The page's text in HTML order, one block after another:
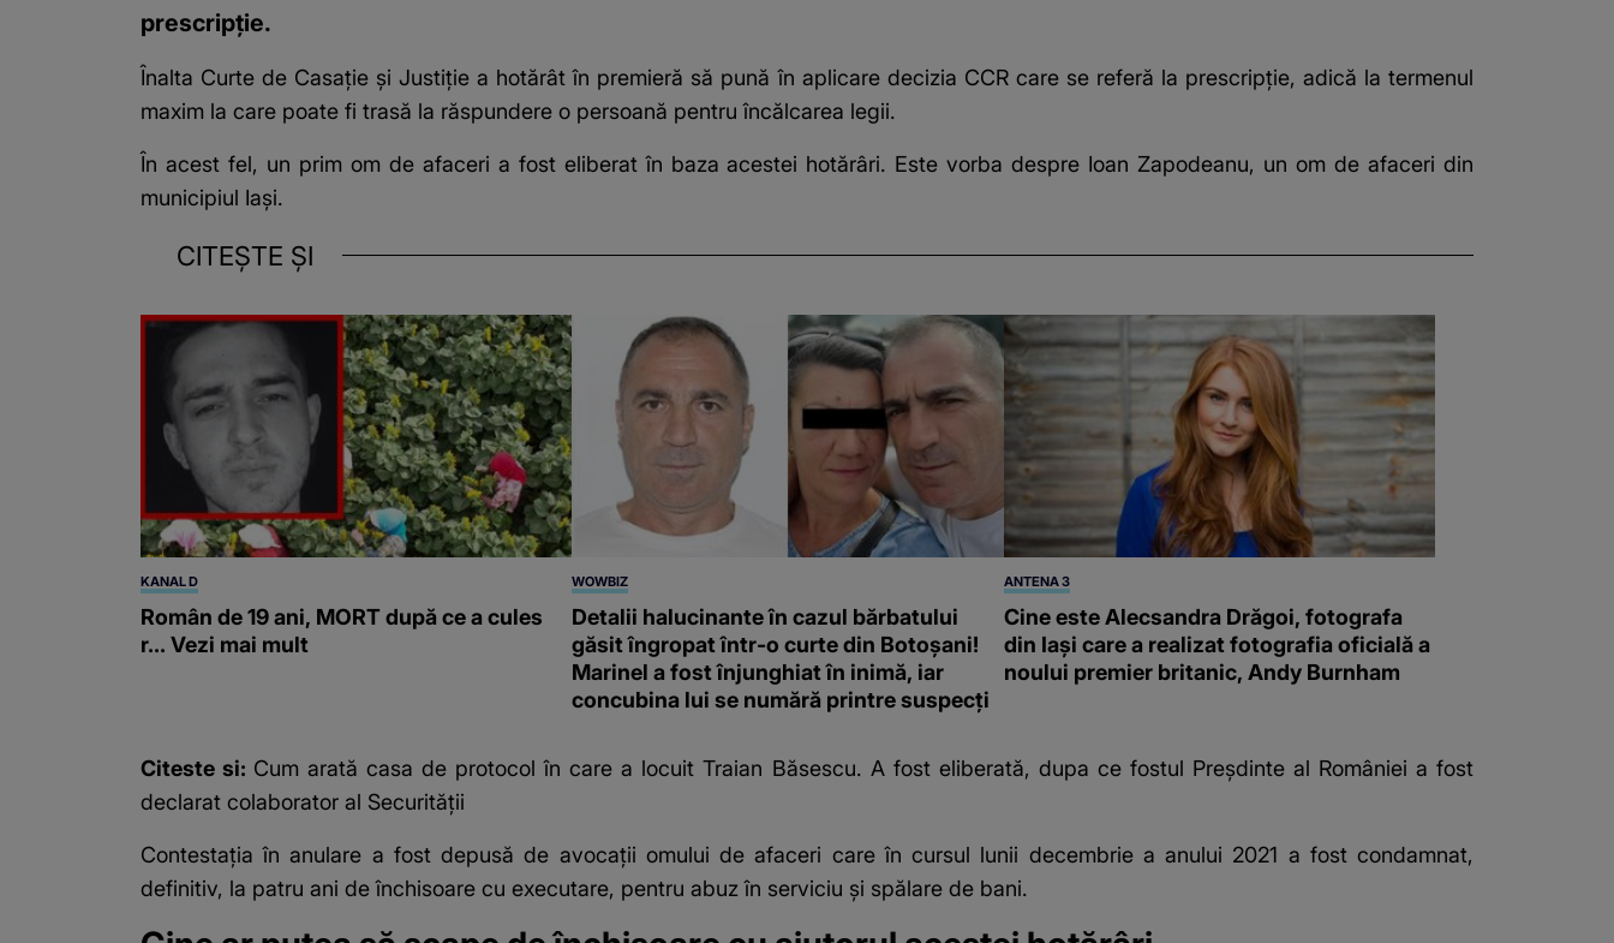
prescripţie.
Înalta Curte de Casaţie şi Justiţie a hotărât în premieră să pună în aplicare decizia CCR care se referă la prescripţie, adică la termenul
maxim la care poate fi trasă la răspundere o persoană pentru încălcarea legii.
În acest fel, un prim om de afaceri a fost eliberat în baza acestei hotărâri. Este vorba despre Ioan Zapodeanu, un om de afaceri din
municipiul Iași.
CITEȘTE ȘI
KANAL D
Român de 19 ani, MORT după ce a cules
r... Vezi mai mult
WOWBIZ
Detalii halucinante în cazul bărbatului
găsit îngropat într-o curte din Botoșani!
Marinel a fost înjunghiat în inimă, iar
concubina lui se numără printre suspecți
ANTENA 3
Cine este Alecsandra Drăgoi, fotografa
din Iași care a realizat fotografia oficială a
noului premier britanic, Andy Burnham
Citeste si: Cum arată casa de protocol în care a locuit Traian Băsescu. A fost eliberată, dupa ce fostul Preșdinte al României a fost
declarat colaborator al Securității
Contestația în anulare a fost depusă de avocații omului de afaceri care în cursul lunii decembrie a anului 2021 a fost condamnat,
definitiv, la patru ani de închisoare cu executare, pentru abuz în serviciu și spălare de bani.